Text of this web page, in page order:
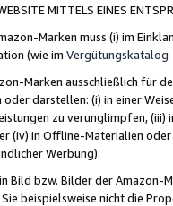
MITTELS EINES
Marken muss (i) im
(wie im Vergütungskatalog
Marken ausschließlich für
darstellen: (i) in einer
zu verunglimpfen, (iii)
(iv) in Offline-Materialien oder
Werbung).
Bild bzw. Bilder der
beispielsweise nicht die